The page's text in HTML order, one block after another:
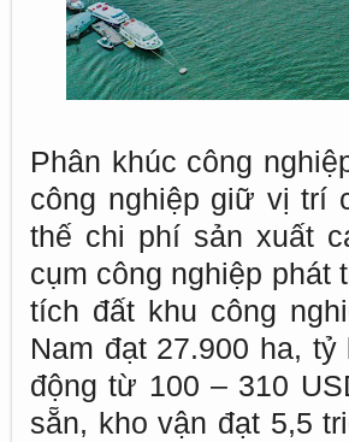
Phân khúc công
công nghiệp giữ vị trí
thế chi phí sản xuất
cụm công nghiệp phát
tích đất khu công
Nam đạt 27.900 ha,
động từ 100 – 310
sẵn, kho vận đạt 5,5